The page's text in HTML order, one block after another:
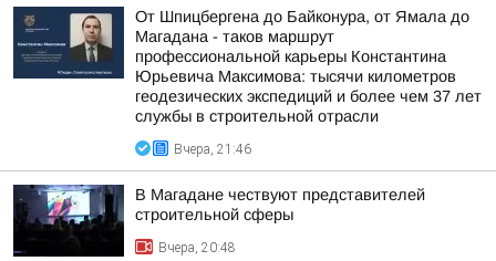
От Шпицбергена до Байконура, от Ямала до
Магадана - таков маршрут
профессиональной карьеры Константина
Юрьевича Максимова: тысячи километров
геодезических экспедиций и более чем 37 лет
службы в строительной отрасли
Вчера, 21:46
В Магадане чествуют представителей
строительной сферы
Вчера, 20:48